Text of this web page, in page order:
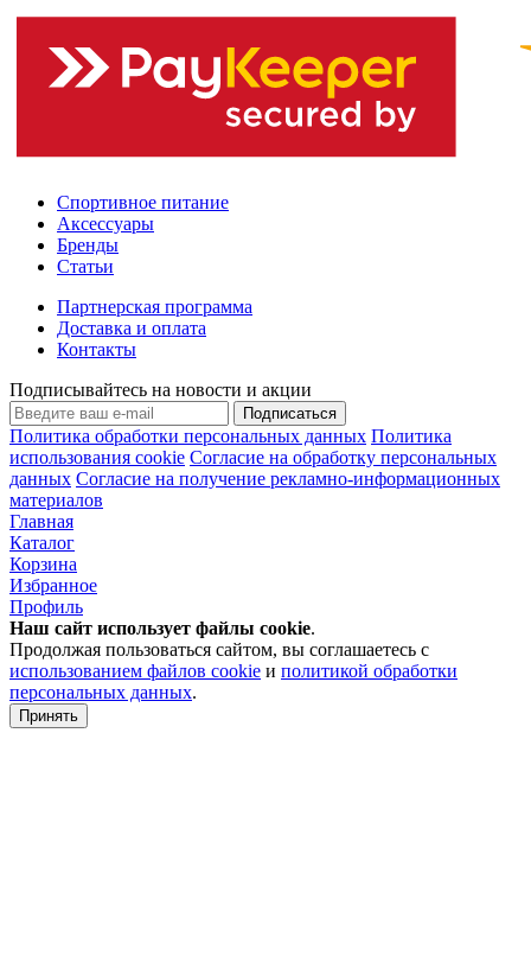
Спортивное питание
Аксессуары
Бренды
Статьи
Партнерская программа
Доставка и оплата
Контакты
Подписывайтесь на новости и акции
Подписаться
Политика обработки персональных данных Политика
использования cookie Согласие на обработку персональных
данных Согласие на получение рекламно-информационных
материалов
Главная
Каталог
Корзина
Избранное
Профиль
Наш сайт использует файлы cookie.
Продолжая пользоваться сайтом, вы соглашаетесь с
использованием файлов cookie и политикой обработки
персональных данных.
Принять